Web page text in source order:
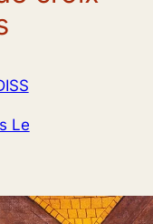
Le